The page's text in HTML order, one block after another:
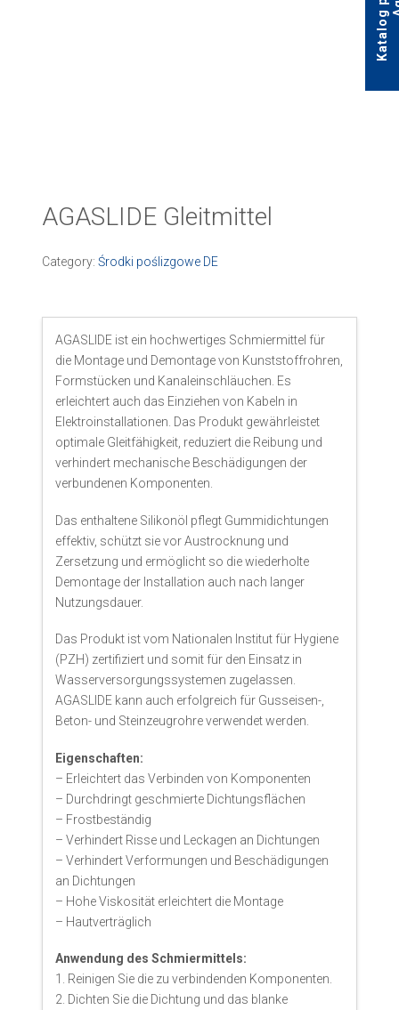
AGASLIDE Gleitmittel
Category:Środki poślizgowe DE
AGASLIDE ist ein hochwertiges Schmiermittel für
die Montage und Demontage von Kunststoffrohren,
Formstücken und Kanaleinschläuchen. Es
erleichtert auch das Einziehen von Kabeln in
Elektroinstallationen. Das Produkt gewährleistet
optimale Gleitfähigkeit, reduziert die Reibung und
verhindert mechanische Beschädigungen der
verbundenen Komponenten.
Das enthaltene Silikonöl pflegt Gummidichtungen
effektiv, schützt sie vor Austrocknung und
Zersetzung und ermöglicht so die wiederholte
Demontage der Installation auch nach langer
Nutzungsdauer.
Das Produkt ist vom Nationalen Institut für Hygiene
(PZH) zertifiziert und somit für den Einsatz in
Wasserversorgungssystemen zugelassen.
AGASLIDE kann auch erfolgreich für Gusseisen-,
Beton- und Steinzeugrohre verwendet werden.
Eigenschaften:
– Erleichtert das Verbinden von Komponenten
– Durchdringt geschmierte Dichtungsflächen
– Frostbeständig
– Verhindert Risse und Leckagen an Dichtungen
– Verhindert Verformungen und Beschädigungen
an Dichtungen
– Hohe Viskosität erleichtert die Montage
– Hautverträglich
Anwendung des Schmiermittels:
1. Reinigen Sie die zu verbindenden Komponenten.
2. Dichten Sie die Dichtung und das blanke